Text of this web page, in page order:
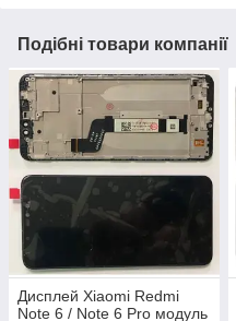
Подібні товари компанії
Дисплей Xiaomi Redmi
Note 6 / Note 6 Pro модуль